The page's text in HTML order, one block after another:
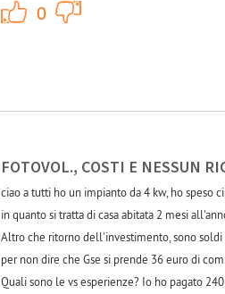
0
FOTOVOL., COSTI E NESSUN
ciao a tutti ho un impianto da 4 kw, ho speso
in quanto si tratta di casa abitata 2 mesi
Altro che ritorno dell'investimento, sono soldi
per non dire che Gse si prende 36 euro di
Quali sono le vs esperienze? Io ho pagato